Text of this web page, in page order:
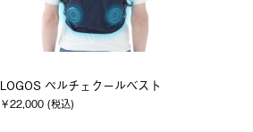
LOGOS ペルチェクールベスト
￥22,000 (税込)